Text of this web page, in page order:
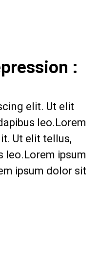
:
elit. Ut elit
leo.Lorem
Ut elit tellus,
leo.Lorem ipsum
ipsum dolor sit